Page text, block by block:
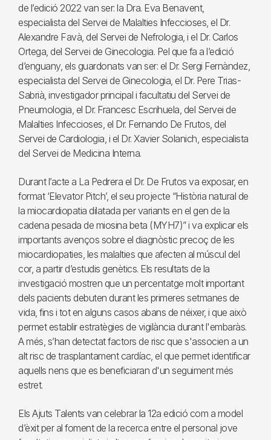
de l’edició 2022 van ser: la Dra. Eva Benavent,
especialista del Servei de Malalties Infeccioses, el Dr.
Alexandre Favà, del Servei de Nefrologia, i el Dr. Carlos
Ortega, del Servei de Ginecologia. Pel que fa a l’edició
d’enguany, els guardonats van ser: el Dr. Sergi Fernàndez,
especialista del Servei de Ginecologia, el Dr. Pere Trias-
Sabrià, investigador principal i facultatiu del Servei de
Pneumologia, el Dr. Francesc Escrihuela, del Servei de
Malalties Infeccioses, el Dr. Fernando De Frutos, del
Servei de Cardiologia, i el Dr. Xavier Solanich, especialista
del Servei de Medicina Interna.
Durant l’acte a La Pedrera el Dr. De Frutos va exposar, en
format ‘Elevator Pitch’, el seu projecte “Història natural de
la miocardiopatia dilatada per variants en el gen de la
cadena pesada de miosina beta (MYH7)” i va explicar els
importants avenços sobre el diagnòstic precoç de les
miocardiopaties, les malalties que afecten al múscul del
cor, a partir d’estudis genètics. Els resultats de la
investigació mostren que un percentatge molt important
dels pacients debuten durant les primeres setmanes de
vida, fins i tot en alguns casos abans de néixer, i que això
permet establir estratègies de vigilància durant l'embaràs.
A més, s’han detectat factors de risc que s'associen a un
alt risc de trasplantament cardíac, el que permet identificar
aquells nens que es beneficiaran d'un seguiment més
estret.
Els Ajuts Talents van celebrar la 12a edició com a model
d’èxit per al foment de la recerca entre el personal jove